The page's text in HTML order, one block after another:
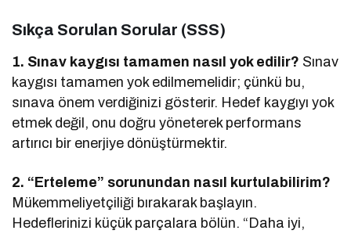
Sıkça Sorulan Sorular (SSS)
1. Sınav kaygısı tamamen nasıl yok edilir? Sınav
kaygısı tamamen yok edilmemelidir; çünkü bu,
sınava önem verdiğinizi gösterir. Hedef kaygıyı yok
etmek değil, onu doğru yöneterek performans
artırıcı bir enerjiye dönüştürmektir.
2. “Erteleme” sorunundan nasıl kurtulabilirim?
Mükemmeliyetçiliği bırakarak başlayın.
Hedeflerinizi küçük parçalara bölün. “Daha iyi,